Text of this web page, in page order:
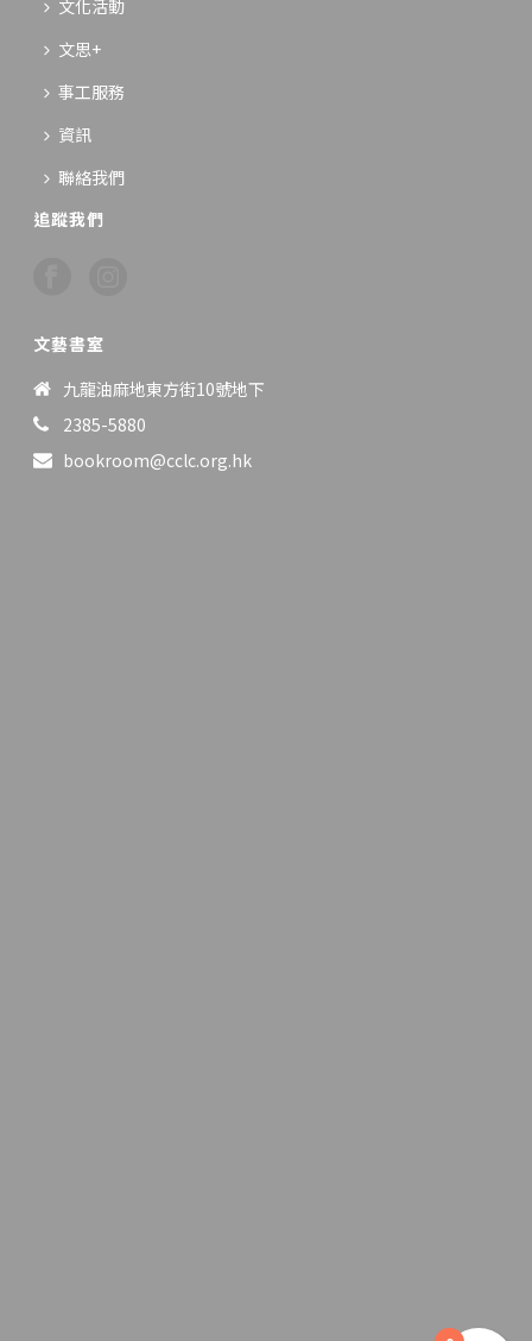
文化活動
文思+
事工服務
資訊
聯絡我們
追蹤我們
文藝書室
九龍油麻地東方街10號地下
2385-5880
bookroom@cclc.org.hk